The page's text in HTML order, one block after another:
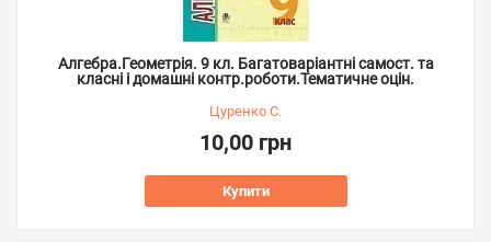
Алгебра.Геометрія. 9 кл. Багатоваріантні самост. та
класні і домашні контр.роботи.Тематичне оцін.
Цуренко С.
10,00 грн
Купити